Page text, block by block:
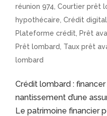
réunion 974 ,Courtier prêt
hypothécaire ,Crédit
Plateforme crédit
Prêt
Prêt lombard
Taux prêt
lombard
Crédit lombard :
nantissement d’une
Le patrimoine financier